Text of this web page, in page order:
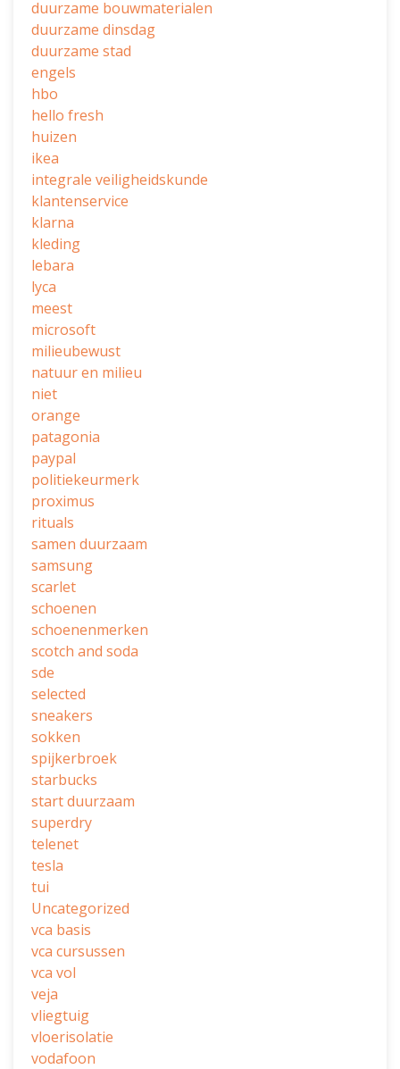
duurzame bouwmaterialen
duurzame dinsdag
duurzame stad
engels
hbo
hello fresh
huizen
ikea
integrale veiligheidskunde
klantenservice
klarna
kleding
lebara
lyca
meest
microsoft
milieubewust
natuur en milieu
niet
orange
patagonia
paypal
politiekeurmerk
proximus
rituals
samen duurzaam
samsung
scarlet
schoenen
schoenenmerken
scotch and soda
sde
selected
sneakers
sokken
spijkerbroek
starbucks
start duurzaam
superdry
telenet
tesla
tui
Uncategorized
vca basis
vca cursussen
vca vol
veja
vliegtuig
vloerisolatie
vodafoon